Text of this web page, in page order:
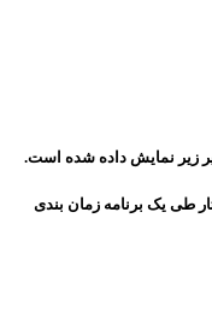
زیر نمایش داده شده است.
در زمینی به وسعت حدودی ۱۱٫۲ هکتار طی یک برنامه زمان بندی